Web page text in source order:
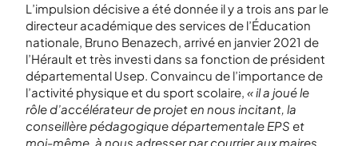
L’impulsion décisive a été donnée il y a trois ans par le
directeur académique des services de l’Éducation
nationale, Bruno Benazech, arrivé en janvier 2021 de
l’Hérault et très investi dans sa fonction de président
départemental Usep. Convaincu de l’importance de
l’activité physique et du sport scolaire, « il a joué le
rôle d’accélérateur de projet en nous incitant, la
conseillère pédagogique départementale EPS et
moi-même, à nous adresser par courrier aux maires